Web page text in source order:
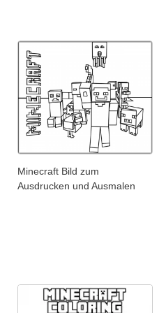
Minecraft Bild zum
Ausdrucken und Ausmalen